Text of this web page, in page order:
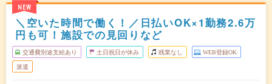
NEW
＼空いた時間で働く！／日払いOK×1勤務2.6万
円も可！施設での見回りなど
交通費別途支給あり 土日祝日が休み 残業なし WEB登録OK
派遣